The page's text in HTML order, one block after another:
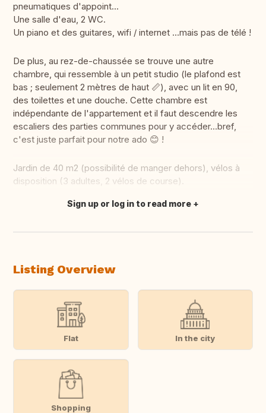
pneumatiques d'appoint...
Une salle d'eau, 2 WC.
Un piano et des guitares, wifi / internet ...mais pas de télé !
De plus, au rez-de-chaussée se trouve une autre
chambre, qui ressemble à un petit studio (le plafond est
bas ; seulement 2 mètres de haut 📏), avec un lit en 90,
des toilettes et une douche. Cette chambre est
indépendante de l'appartement et il faut descendre les
escaliers des parties communes pour y accéder...bref,
c'est juste parfait pour notre ado 😊 !
Jardin de 40 m2 (possibilité de manger dehors), vélos à
disposition (3 adultes, 2 vélos de course).
Translate this
Sign up or log in to read more
Listing Overview
Flat In the city
Shopping